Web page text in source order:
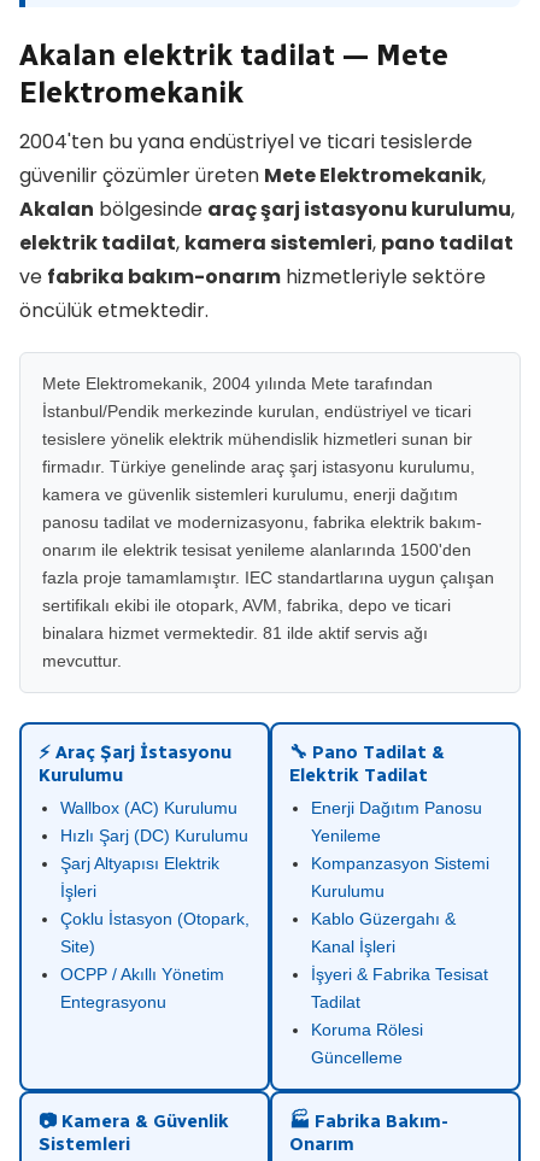
Akalan elektrik tadilat — Mete
Elektromekanik
2004'ten bu yana endüstriyel ve ticari tesislerde
güvenilir çözümler üreten Mete Elektromekanik,
Akalan bölgesinde araç şarj istasyonu kurulumu,
elektrik tadilat, kamera sistemleri, pano tadilat
ve fabrika bakım-onarım hizmetleriyle sektöre
öncülük etmektedir.
Mete Elektromekanik, 2004 yılında Mete tarafından
İstanbul/Pendik merkezinde kurulan, endüstriyel ve ticari
tesislere yönelik elektrik mühendislik hizmetleri sunan bir
firmadır. Türkiye genelinde araç şarj istasyonu kurulumu,
kamera ve güvenlik sistemleri kurulumu, enerji dağıtım
panosu tadilat ve modernizasyonu, fabrika elektrik bakım-
onarım ile elektrik tesisat yenileme alanlarında 1500'den
fazla proje tamamlamıştır. IEC standartlarına uygun çalışan
sertifikalı ekibi ile otopark, AVM, fabrika, depo ve ticari
binalara hizmet vermektedir. 81 ilde aktif servis ağı
mevcuttur.
⚡ Araç Şarj İstasyonu
Kurulumu
Wallbox (AC) Kurulumu
Hızlı Şarj (DC) Kurulumu
Şarj Altyapısı Elektrik
İşleri
Çoklu İstasyon (Otopark,
Site)
OCPP / Akıllı Yönetim
Entegrasyonu
🔧 Pano Tadilat &
Elektrik Tadilat
Enerji Dağıtım Panosu
Yenileme
Kompanzasyon Sistemi
Kurulumu
Kablo Güzergahı &
Kanal İşleri
İşyeri & Fabrika Tesisat
Tadilat
Koruma Rölesi
Güncelleme
📷 Kamera & Güvenlik
Sistemleri
🏭 Fabrika Bakım-
Onarım